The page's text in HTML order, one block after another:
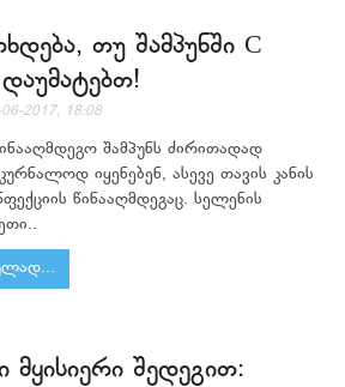
თუ შამპუნში С
დაუმატებთ!
2017, 18:08
შამპუნს ძირითადად
იყენებენ, ასევე თავის კანის
წინააღმდეგაც. სელენის
მყისიერი შედეგით: